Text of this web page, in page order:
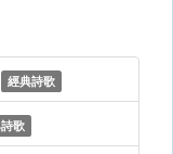
經典詩歌
歌